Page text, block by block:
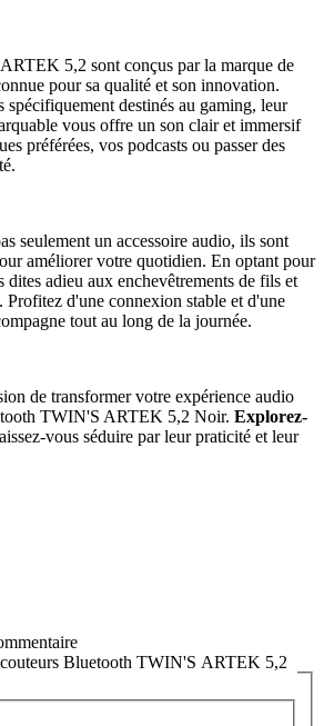
5,2 sont conçus par la marque de
pour sa qualité et son innovation.
spécifiquement destinés au gaming, leur
vous offre un son clair et immersif
préférées, vos podcasts ou passer des
seulement un accessoire audio, ils sont
améliorer votre quotidien. En optant pour
adieu aux enchevêtrements de fils et
Profitez d'une connexion stable et d'une
tout au long de la journée.
de transformer votre expérience audio
TWIN'S ARTEK 5,2 Noir. Explorez-
vous séduire par leur praticité et leur
Bluetooth TWIN'S ARTEK 5,2